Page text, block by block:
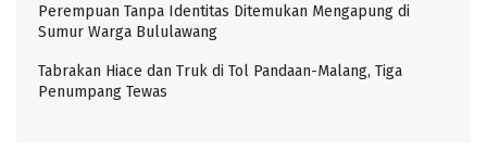
Perempuan Tanpa Identitas Ditemukan Mengapung di
Sumur Warga Bululawang
Tabrakan Hiace dan Truk di Tol Pandaan-Malang, Tiga
Penumpang Tewas